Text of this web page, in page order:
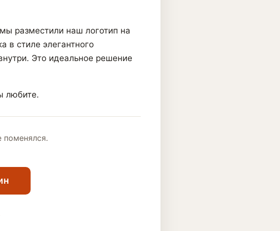
разместили наш логотип на
в стиле элегантного
Это идеальное решение
любите.
поменялся.